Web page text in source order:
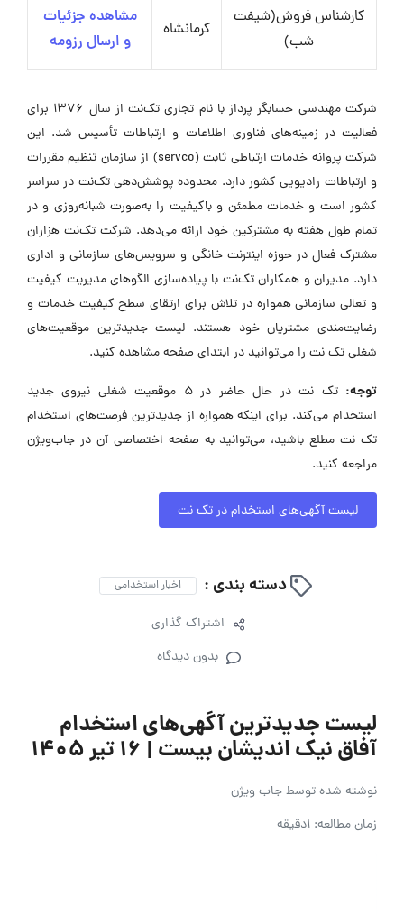
کارشناس فروش(شیفت
شب)
کرمانشاه
مشاهده جزئیات
و ارسال رزومه
شرکت مهندسی حسابگر پرداز با نام تجاری تک‌نت از سال ۱۳۷۶ برای
فعالیت در زمینه‌های فناوری اطلاعات و ارتباطات تأسیس شد. این
شرکت پروانه خدمات ارتباطی ثابت (servco) از سازمان تنظیم مقررات
و ارتباطات رادیویی کشور دارد. محدوده پوشش‌دهی تک‌نت در سراسر
کشور است و خدمات مطمئن و باکیفیت را به‌صورت شبانه‌روزی و در
تمام طول هفته به مشترکین خود ارائه می‌دهد. شرکت تک‌نت هزاران
مشترک فعال در حوزه اینترنت خانگی و سرویس‌های سازمانی و اداری
دارد. مدیران و همکاران تک‌نت با پیاده‌سازی الگوهای مدیریت کیفیت
و تعالی سازمانی همواره در تلاش برای ارتقای سطح کیفیت خدمات و
رضایت‌مندی مشتریان خود هستند. لیست جدیدترین موقعیت‌های
شغلی تک نت را می‌توانید در ابتدای صفحه مشاهده کنید.
توجه:
تک نت در حال حاضر در ۵ موقعیت شغلی نیروی جدید
استخدام می‌کند. برای اینکه همواره از جدیدترین فرصت‌های استخدام
تک نت مطلع باشید، می‌توانید به صفحه اختصاصی آن در جاب‌ویژن
مراجعه کنید.
لیست آگهی‌های استخدام در تک نت
دسته بندی : اخبار استخدامی
اشتراک گذاری
بدون دیدگاه
لیست جدیدترین آگهی‌های استخدام
آفاق نیک اندیشان بیست | ۱۶ تیر ۱۴۰۵
نوشته شده توسطجاب ویژن
زمان مطالعه: 1دقیقه